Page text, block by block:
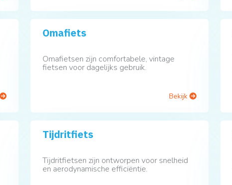
Omafiets
Omafietsen zijn comfortabele, vintage
fietsen voor dagelijks gebruik.
Bekijk
Tijdritfiets
Tijdritfietsen zijn ontworpen voor snelheid
en aerodynamische efficiëntie.